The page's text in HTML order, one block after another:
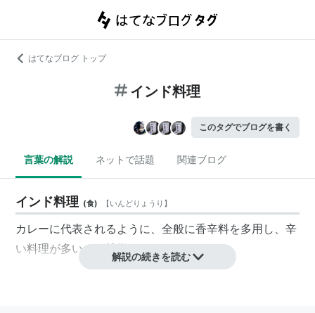
はてなブログ トップ
インド料理
このタグでブログを書く
言葉の解説 ネットで話題 関連ブログ
インド料理 (食) 【いんどりょうり 】
カレーに代表されるように、全般に香辛料を多用し、辛
い料理が多いのが特徴。
解説の続きを読む